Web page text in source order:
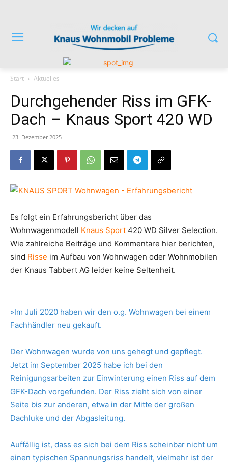
Start Aktuelles
Durchgehender Riss im GFK-
Dach – Knaus Sport 420 WD
23. Dezember 2025
Es folgt ein Erfahrungsbericht über das
Wohnwagenmodell Knaus Sport 420 WD Silver Selection.
Wie zahlreiche Beiträge und Kommentare hier berichten,
sind Risse im Aufbau von Wohnwagen oder Wohnmobilen
der Knaus Tabbert AG leider keine Seltenheit.
»Im Juli 2020 haben wir den o.g. Wohnwagen bei einem
Fachhändler neu gekauft.
Der Wohnwagen wurde von uns gehegt und gepflegt.
Jetzt im September 2025 habe ich bei den
Reinigungsarbeiten zur Einwinterung einen Riss auf dem
GFK-Dach vorgefunden. Der Riss zieht sich von einer
Seite bis zur anderen, etwa in der Mitte der großen
Dachluke und der Abgasleitung.
Auffällig ist, dass es sich bei dem Riss scheinbar nicht um
einen typischen Spannungsriss handelt, vielmehr ist der